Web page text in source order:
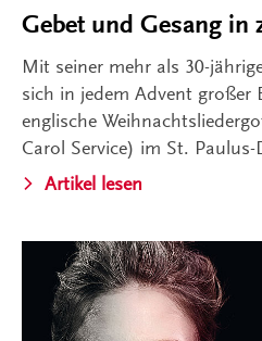
Gebet und Gesang in
Mit seiner mehr als 30-
sich in jedem Advent großer
englische
Carol Service) im St.
Artikel lesen